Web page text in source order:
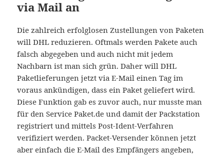
via Mail an
Die zahlreich erfolglosen Zustellungen von Paketen
will DHL reduzieren. Oftmals werden Pakete auch
falsch abgegeben und auch nicht mit jedem
Nachbarn ist man sich grün. Daher will DHL
Paketlieferungen jetzt via E-Mail einen Tag im
voraus ankündigen, dass ein Paket geliefert wird.
Diese Funktion gab es zuvor auch, nur musste man
für den Service Paket.de und damit der Packstation
registriert und mittels Post-Ident-Verfahren
verifiziert werden. Packet-Versender können jetzt
aber einfach die E-Mail des Empfängers angeben,